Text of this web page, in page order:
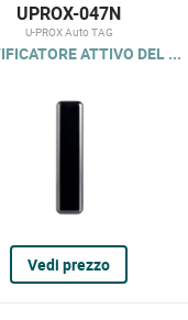
UPROX-047N
U-PROX Auto TAG
ATTIVO DEL ...
Vedi prezzo